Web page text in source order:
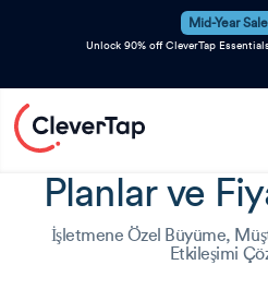
Mid-Year
Unlock 90% off CleverTap
Planlar ve
İşletmene Özel Büyüme,
Etkileşimi